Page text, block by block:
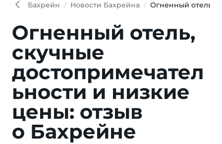
Бахрейн Новости Бахрейна Огненный отель,
Огненный отель,
скучные
достопримечател
ьности и низкие
цены: отзыв
о Бахрейне